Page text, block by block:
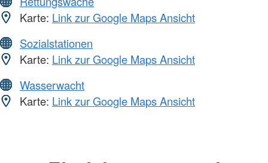
Karte: Link zur Google Maps Ansicht
Sozialstationen
Karte: Link zur Google Maps Ansicht
Wasserwacht
Karte: Link zur Google Maps Ansicht